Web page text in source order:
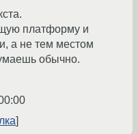
платформу и
а не тем местом
обычно.